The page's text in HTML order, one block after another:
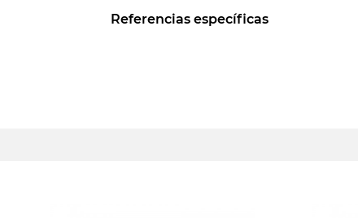
Referencias específicas